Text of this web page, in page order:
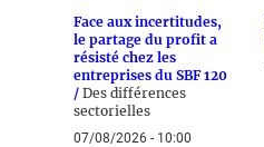
Face aux incertitudes,
le partage du profit a
résisté chez les
entreprises du SBF 120
/ Des différences
sectorielles
07/08/2026 - 10:00